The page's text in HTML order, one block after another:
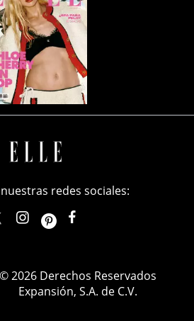
redes sociales:
elle_mexicoellemexico
© 2026 Derechos Reservados
Expansión, S.A. de C.V.